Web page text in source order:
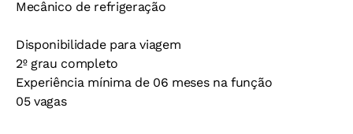
Mecânico de refrigeração
Disponibilidade para viagem
2º grau completo
Experiência mínima de 06 meses na função
05 vagas